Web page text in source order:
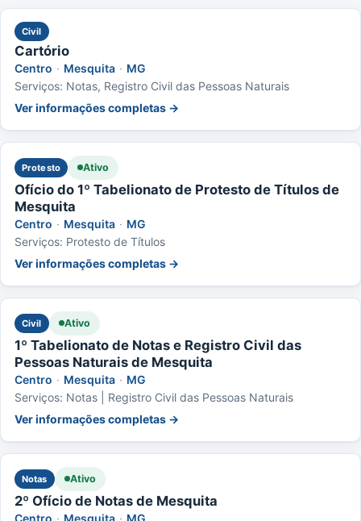
Civil
Cartório
Centro · Mesquita · MG
Serviços: Notas, Registro Civil das Pessoas Naturais
Ver informações completas →
Protesto Ativo
Ofício do 1º Tabelionato de Protesto de Títulos de
Mesquita
Centro · Mesquita · MG
Serviços: Protesto de Títulos
Ver informações completas →
Civil Ativo
1º Tabelionato de Notas e Registro Civil das
Pessoas Naturais de Mesquita
Centro · Mesquita · MG
Serviços: Notas | Registro Civil das Pessoas Naturais
Ver informações completas →
Notas Ativo
2º Ofício de Notas de Mesquita
Centro · Mesquita · MG